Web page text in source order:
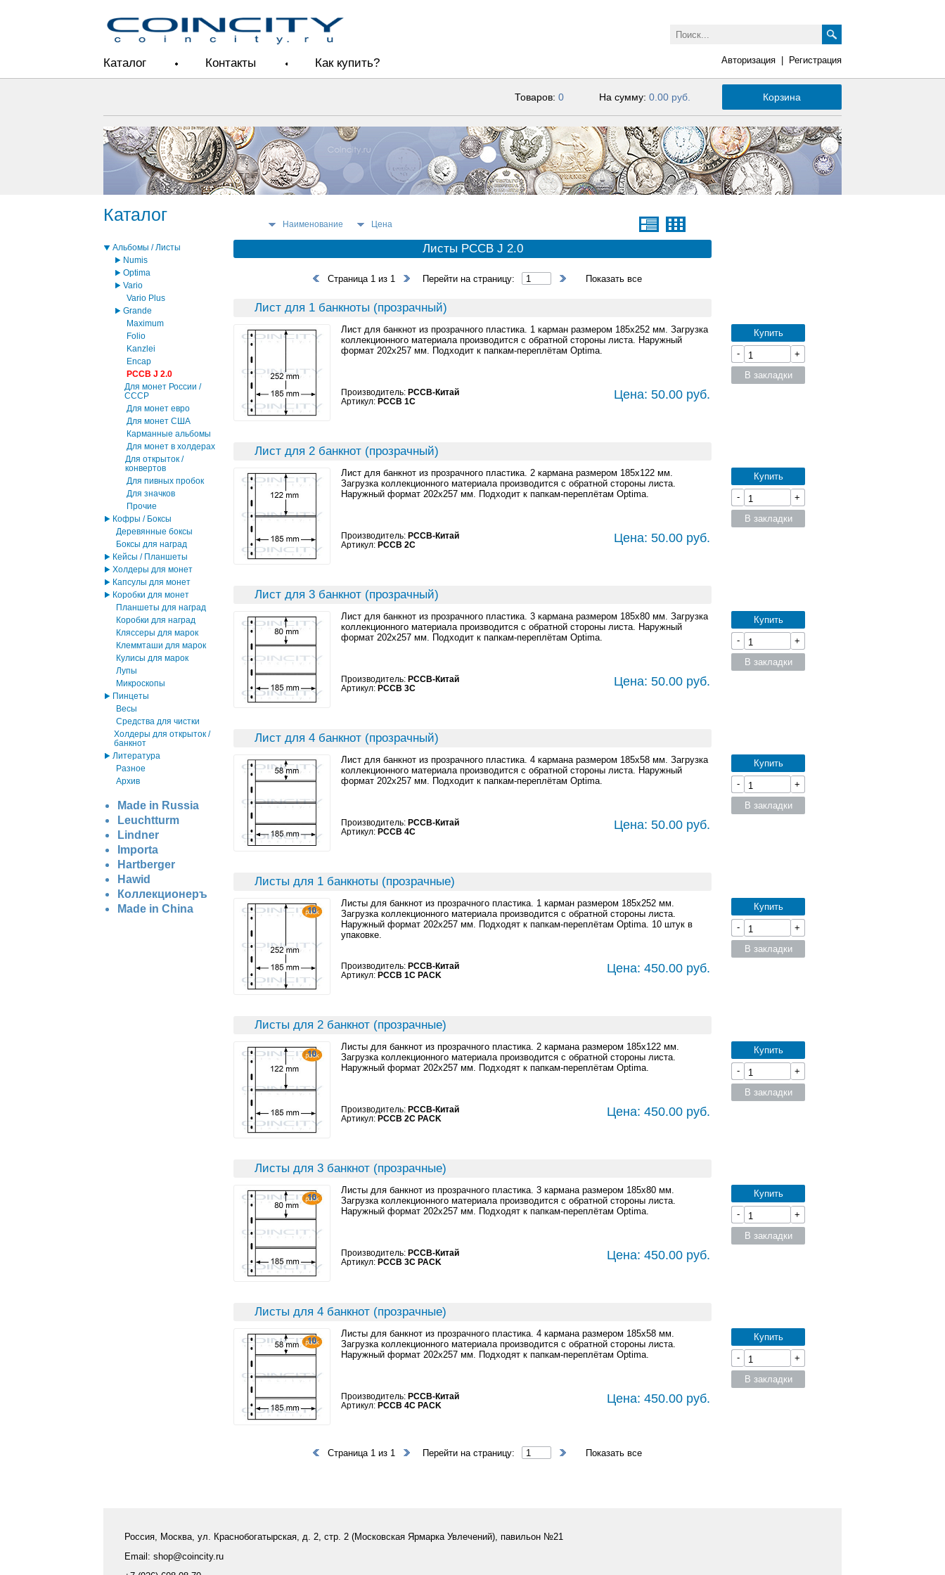
Каталог Контакты Как купить? Авторизация Регистрация
Товаров: 0 На сумму: 0.00 руб. Корзина
Каталог
Альбомы / Листы
Numis
Optima
Vario
Vario Plus
Grande
Maximum
Folio
Kanzlei
Encap
PCCB J 2.0
Для монет России /
СССР
Для монет евро
Для монет США
Карманные альбомы
Для монет в холдерах
Для открыток /
конвертов
Для пивных пробок
Для значков
Прочие
Кофры / Боксы
Деревянные боксы
Боксы для наград
Кейсы / Планшеты
Холдеры для монет
Капсулы для монет
Коробки для монет
Планшеты для наград
Коробки для наград
Кляссеры для марок
Клеммташи для марок
Кулисы для марок
Лупы
Микроскопы
Пинцеты
Весы
Средства для чистки
Холдеры для открыток /
банкнот
Литература
Разное
Архив
Made in Russia
Leuchtturm
Lindner
Importa
Hartberger
Hawid
Коллекционеръ
Made in China
Наименование Цена
Листы PCCB J 2.0
Страница 1 из 1 Перейти на страницу: Показать все
Лист для 1 банкноты (прозрачный)
Лист для банкнот из прозрачного пластика. 1 карман размером 185x252 мм. Загрузка
коллекционного материала производится с обратной стороны листа. Наружный
формат 202x257 мм. Подходит к папкам-переплётам Optima.
Производитель: PCCB-Китай
Артикул: PCCB 1C Цена: 50.00 руб.
Купить
-
+
В закладки
Лист для 2 банкнот (прозрачный)
Лист для банкнот из прозрачного пластика. 2 кармана размером 185x122 мм.
Загрузка коллекционного материала производится с обратной стороны листа.
Наружный формат 202x257 мм. Подходит к папкам-переплётам Optima.
Производитель: PCCB-Китай
Артикул: PCCB 2C Цена: 50.00 руб.
Купить
-
+
В закладки
Лист для 3 банкнот (прозрачный)
Лист для банкнот из прозрачного пластика. 3 кармана размером 185x80 мм. Загрузка
коллекционного материала производится с обратной стороны листа. Наружный
формат 202x257 мм. Подходит к папкам-переплётам Optima.
Производитель: PCCB-Китай
Артикул: PCCB 3C Цена: 50.00 руб.
Купить
-
+
В закладки
Лист для 4 банкнот (прозрачный)
Лист для банкнот из прозрачного пластика. 4 кармана размером 185x58 мм. Загрузка
коллекционного материала производится с обратной стороны листа. Наружный
формат 202x257 мм. Подходит к папкам-переплётам Optima.
Производитель: PCCB-Китай
Артикул: PCCB 4C Цена: 50.00 руб.
Купить
-
+
В закладки
Листы для 1 банкноты (прозрачные)
Листы для банкнот из прозрачного пластика. 1 карман размером 185x252 мм.
Загрузка коллекционного материала производится с обратной стороны листа.
Наружный формат 202x257 мм. Подходят к папкам-переплётам Optima. 10 штук в
упаковке.
Производитель: PCCB-Китай
Артикул: PCCB 1C PACK Цена: 450.00 руб.
Купить
-
+
В закладки
Листы для 2 банкнот (прозрачные)
Листы для банкнот из прозрачного пластика. 2 кармана размером 185x122 мм.
Загрузка коллекционного материала производится с обратной стороны листа.
Наружный формат 202x257 мм. Подходят к папкам-переплётам Optima.
Производитель: PCCB-Китай
Артикул: PCCB 2C PACK Цена: 450.00 руб.
Купить
-
+
В закладки
Листы для 3 банкнот (прозрачные)
Листы для банкнот из прозрачного пластика. 3 кармана размером 185x80 мм.
Загрузка коллекционного материала производится с обратной стороны листа.
Наружный формат 202x257 мм. Подходят к папкам-переплётам Optima.
Производитель: PCCB-Китай
Артикул: PCCB 3C PACK Цена: 450.00 руб.
Купить
-
+
В закладки
Листы для 4 банкнот (прозрачные)
Листы для банкнот из прозрачного пластика. 4 кармана размером 185x58 мм.
Загрузка коллекционного материала производится с обратной стороны листа.
Наружный формат 202x257 мм. Подходят к папкам-переплётам Optima.
Производитель: PCCB-Китай
Артикул: PCCB 4C PACK Цена: 450.00 руб.
Купить
-
+
В закладки
Страница 1 из 1 Перейти на страницу: Показать все
Россия, Москва, ул. Краснобогатырская, д. 2, стр. 2 (Московская Ярмарка Увлечений), павильон №21
Email: shop@coincity.ru